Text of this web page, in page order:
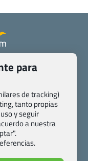
específicas
de agencias
generales
Transparencia
para
de tracking)
tanto propias
y seguir
a nuestra